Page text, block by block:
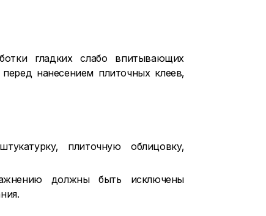
гладких слабо впитывающих
нанесением плиточных клеев,
плиточную облицовку,
должны быть исключены